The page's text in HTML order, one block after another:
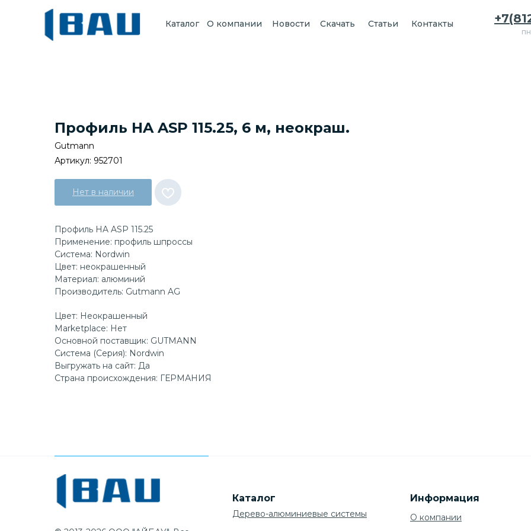
Каталог О компании Новости Статьи Контакты
Скачать
Профиль HA ASP 115.25, 6 м, неокраш.
Gutmann
Артикул: 952701
Нет в наличии
Профиль HA ASP 115.25
Применение: профиль шпроссы
Система: Nordwin
Цвет: неокрашенный
Материал: алюминий
Производитель: Gutmann AG
Цвет: Неокрашенный
Marketplace: Нет
Основной поставщик: GUTMANN
Система (Серия): Nordwin
Выгружать на сайт: Да
Страна происхождения: ГЕРМАНИЯ
Каталог Информация
Дерево-алюминиевые системы О компании